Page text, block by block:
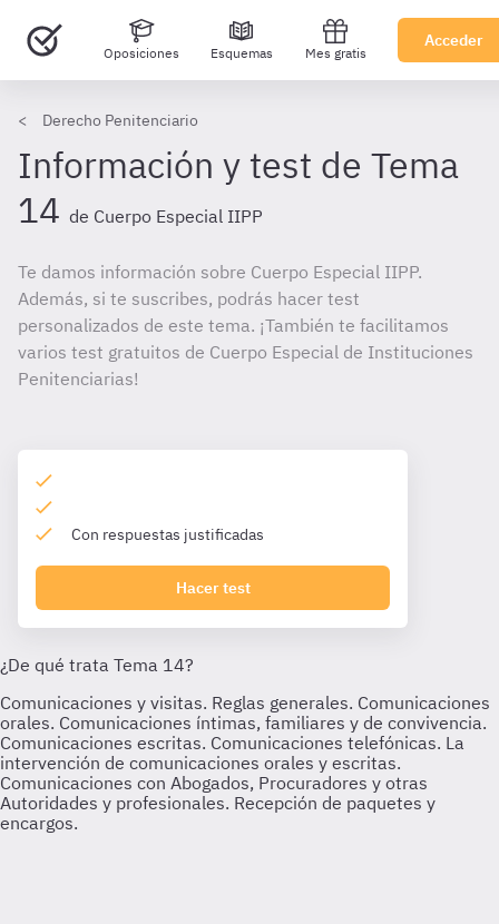
Oposiciones Esquemas Mes gratis
Acceder
Derecho Penitenciario
Información y test de Tema
14 de Cuerpo Especial IIPP
Te damos información sobre Cuerpo Especial IIPP.
Además, si te suscribes, podrás hacer test
personalizados de este tema. ¡También te facilitamos
varios test gratuitos de Cuerpo Especial de Instituciones
Penitenciarias!
Con respuestas justificadas
Hacer test